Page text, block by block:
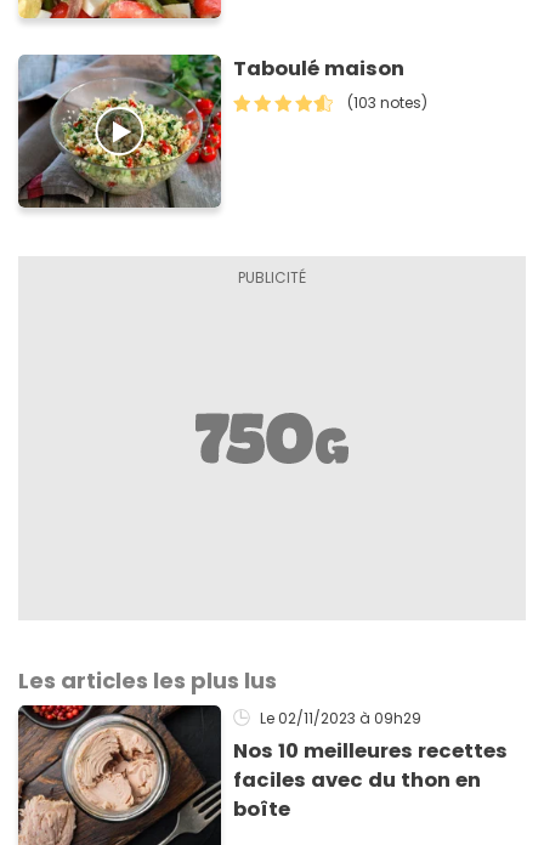
Taboulé maison
(103 notes)
Les articles les plus lus
Le 02/11/2023 à 09h29
Nos 10 meilleures recettes
faciles avec du thon en
boîte